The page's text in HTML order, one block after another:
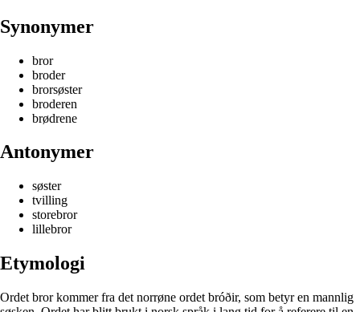
Synonymer
bror
broder
brorsøster
broderen
brødrene
Antonymer
søster
tvilling
storebror
lillebror
Etymologi
Ordet bror kommer fra det norrøne ordet bróðir, som betyr en mannlig